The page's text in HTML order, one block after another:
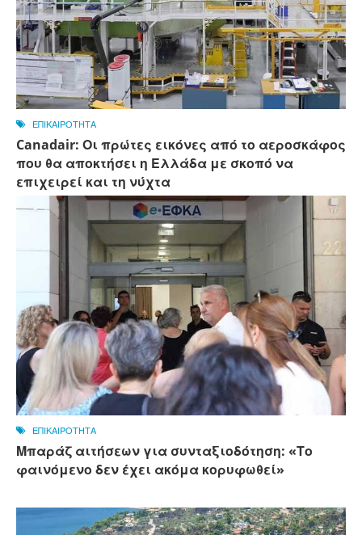
ΕΠΙΚΑΙΡΟΤΗΤΑ
Canadair: Οι πρώτες εικόνες από το αεροσκάφος
που θα αποκτήσει η Ελλάδα με σκοπό να
επιχειρεί και τη νύχτα
ΕΠΙΚΑΙΡΟΤΗΤΑ
Μπαράζ αιτήσεων για συνταξιοδότηση: «Το
φαινόμενο δεν έχει ακόμα κορυφωθεί»